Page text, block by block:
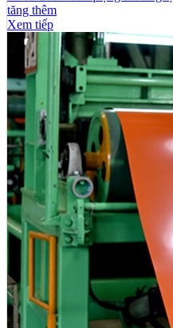
tăng thêm
Xem tiếp